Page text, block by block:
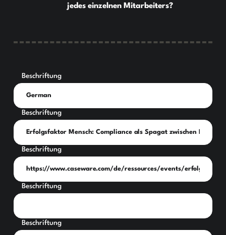
jedes einzelnen Mitarbeiters?
Beschriftung
Beschriftung
Beschriftung
Beschriftung
Beschriftung